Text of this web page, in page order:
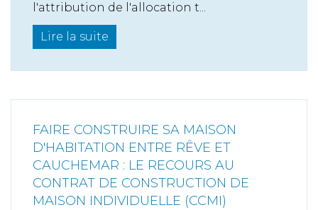
l'attribution de l'allocation t...
Lire la suite
FAIRE CONSTRUIRE SA MAISON
D'HABITATION ENTRE RÊVE ET
CAUCHEMAR : LE RECOURS AU
CONTRAT DE CONSTRUCTION DE
MAISON INDIVIDUELLE (CCMI)